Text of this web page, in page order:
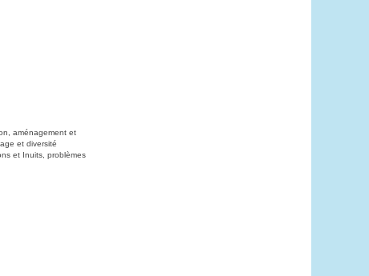
aménagement et
et diversité
et Inuits, problèmes